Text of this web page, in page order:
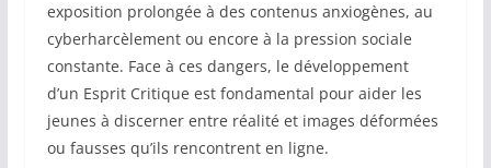
exposition prolongée à des contenus anxiogènes, au
cyberharcèlement ou encore à la pression sociale
constante. Face à ces dangers, le développement
d’un Esprit Critique est fondamental pour aider les
jeunes à discerner entre réalité et images déformées
ou fausses qu’ils rencontrent en ligne.